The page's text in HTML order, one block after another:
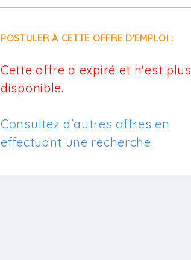
POSTULER À CETTE OFFRE D'EMPLOI :
Cette offre a expiré et n'est plus
disponible.
Consultez d'autres offres en
effectuant une recherche.